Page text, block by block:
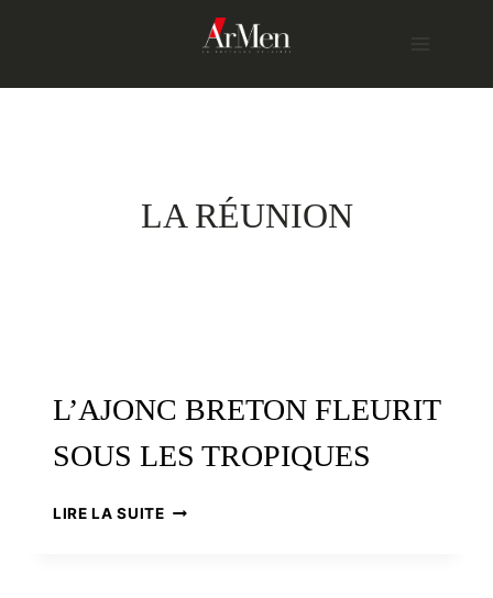
LA RÉUNION
L’AJONC BRETON FLEURIT
SOUS LES TROPIQUES
LIRE LA SUITEL’AJONC